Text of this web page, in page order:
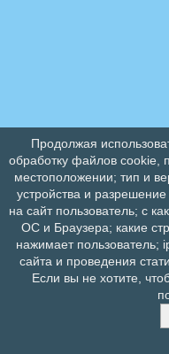
Продолжая
обработку файлов cookie,
местоположении; тип и
устройства и
на сайт пользователь; с
ОС и Браузера; какие
нажимает пользователь;
сайта и проведения
Если вы не хотите,